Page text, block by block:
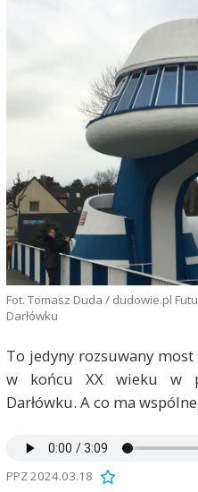
Fot. Tomasz Duda / dudowie.pl
Darłówku
To jedyny rozsuwany
w końcu XX wieku w
Darłówku. A co ma
PPZ 2024.03.18